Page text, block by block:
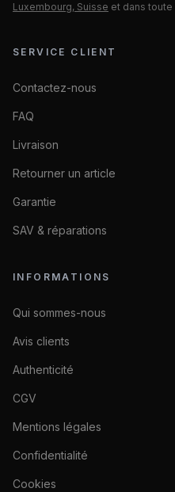
Luxembourg, Suisse et dans
SERVICE CLIENT
Contactez-nous
FAQ
Livraison
Retourner un article
Garantie
SAV & réparations
INFORMATIONS
Qui sommes-nous
Avis clients
Authenticité
CGV
Mentions légales
Confidentialité
Cookies